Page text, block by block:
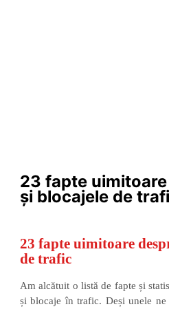
23 fapte
și blocajele de
23 fapte uimitoare
de trafic
Am alcătuit o listă de fapte și
și blocaje în trafic. Deși unele